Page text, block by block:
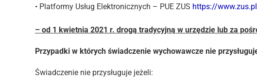
• Platformy Usług Elektronicznych – PUE ZUS https://
– od 1 kwietnia 2021 r. drogą tradycyjną w urzędzie lub za
Przypadki w których świadczenie wychowawcze nie
Świadczenie nie przysługuje jeżeli: